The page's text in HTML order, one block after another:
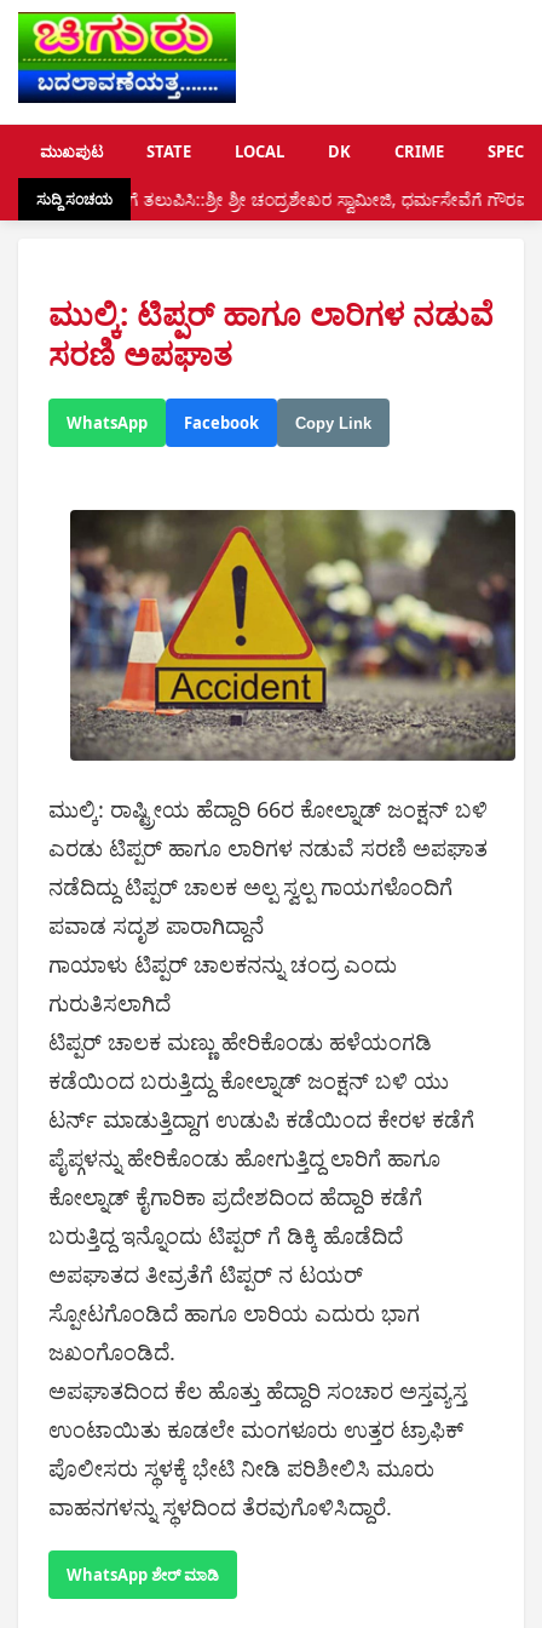
ಮುಖಪುಟ STATE LOCAL DK CRIME
ಸುದ್ದಿ ಸಂಚಯಶ್ರೀ ಚಂದ್ರಶೇಖರ ಸ್ವಾಮೀಜಿ, ಧರ್ಮಸೇವೆಗೆ ಗೌರವ: ಪ್ರದ್ಯುಮ್ನ ರಾವ್
ಮುಲ್ಕಿ: ಟಿಪ್ಪರ್ ಹಾಗೂ ಲಾರಿಗಳ ನಡುವೆ
ಸರಣಿ ಅಪಘಾತ
WhatsApp Facebook Copy Link
ಮುಲ್ಕಿ: ರಾಷ್ಟ್ರೀಯ ಹೆದ್ದಾರಿ 66ರ ಕೋಲ್ನಾಡ್ ಜಂಕ್ಷನ್ ಬಳಿ
ಎರಡು ಟಿಪ್ಪರ್ ಹಾಗೂ ಲಾರಿಗಳ ನಡುವೆ ಸರಣಿ ಅಪಘಾತ
ನಡೆದಿದ್ದು ಟಿಪ್ಪರ್ ಚಾಲಕ ಅಲ್ಪ ಸ್ವಲ್ಪ ಗಾಯಗಳೊಂದಿಗೆ
ಪವಾಡ ಸದೃಶ ಪಾರಾಗಿದ್ದಾನೆ
ಗಾಯಾಳು ಟಿಪ್ಪರ್ ಚಾಲಕನನ್ನು ಚಂದ್ರ ಎಂದು
ಗುರುತಿಸಲಾಗಿದೆ
ಟಿಪ್ಪರ್ ಚಾಲಕ ಮಣ್ಣು ಹೇರಿಕೊಂಡು ಹಳೆಯಂಗಡಿ
ಕಡೆಯಿಂದ ಬರುತ್ತಿದ್ದು ಕೋಲ್ನಾಡ್ ಜಂಕ್ಷನ್ ಬಳಿ ಯು
ಟರ್ನ್ ಮಾಡುತ್ತಿದ್ದಾಗ ಉಡುಪಿ ಕಡೆಯಿಂದ ಕೇರಳ ಕಡೆಗೆ
ಪೈಪ್ಗಳನ್ನು ಹೇರಿಕೊಂಡು ಹೋಗುತ್ತಿದ್ದ ಲಾರಿಗೆ ಹಾಗೂ
ಕೋಲ್ನಾಡ್ ಕೈಗಾರಿಕಾ ಪ್ರದೇಶದಿಂದ ಹೆದ್ದಾರಿ ಕಡೆಗೆ
ಬರುತ್ತಿದ್ದ ಇನ್ನೊಂದು ಟಿಪ್ಪರ್ ಗೆ ಡಿಕ್ಕಿ ಹೊಡೆದಿದೆ
ಅಪಘಾತದ ತೀವ್ರತೆಗೆ ಟಿಪ್ಪರ್ ನ ಟಯರ್
ಸ್ಪೋಟಗೊಂಡಿದೆ ಹಾಗೂ ಲಾರಿಯ ಎದುರು ಭಾಗ
ಜಖಂಗೊಂಡಿದೆ.
ಅಪಘಾತದಿಂದ ಕೆಲ ಹೊತ್ತು ಹೆದ್ದಾರಿ ಸಂಚಾರ ಅಸ್ತವ್ಯಸ್ತ
ಉಂಟಾಯಿತು ಕೂಡಲೇ ಮಂಗಳೂರು ಉತ್ತರ ಟ್ರಾಫಿಕ್
ಪೊಲೀಸರು ಸ್ಥಳಕ್ಕೆ ಭೇಟಿ ನೀಡಿ ಪರಿಶೀಲಿಸಿ ಮೂರು
ವಾಹನಗಳನ್ನು ಸ್ಥಳದಿಂದ ತೆರವುಗೊಳಿಸಿದ್ದಾರೆ.
WhatsApp ಶೇರ್ ಮಾಡಿ